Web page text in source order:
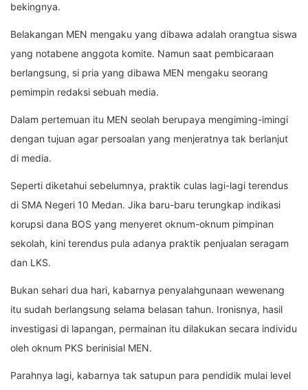
bekingnya.
Belakangan MEN mengaku yang dibawa adalah orangtua siswa
yang notabene anggota komite. Namun saat pembicaraan
berlangsung, si pria yang dibawa MEN mengaku seorang
pemimpin redaksi sebuah media.
Dalam pertemuan itu MEN seolah berupaya mengiming-imingi
dengan tujuan agar persoalan yang menjeratnya tak berlanjut
di media.
Seperti diketahui sebelumnya, praktik culas lagi-lagi terendus
di SMA Negeri 10 Medan. Jika baru-baru terungkap indikasi
korupsi dana BOS yang menyeret oknum-oknum pimpinan
sekolah, kini terendus pula adanya praktik penjualan seragam
dan LKS.
Bukan sehari dua hari, kabarnya penyalahgunaan wewenang
itu sudah berlangsung selama belasan tahun. Ironisnya, hasil
investigasi di lapangan, permainan itu dilakukan secara individu
oleh oknum PKS berinisial MEN.
Parahnya lagi, kabarnya tak satupun para pendidik mulai level